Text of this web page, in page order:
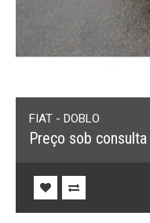
FIAT - DOBLO
Preço sob consulta